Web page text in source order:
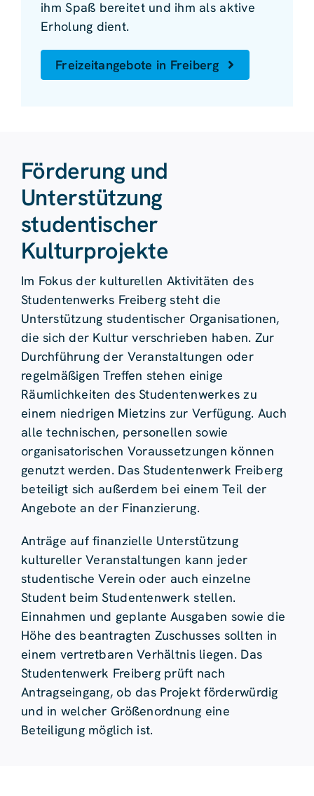
ihm Spaß bereitet und ihm als aktive
Erholung dient.
Freizeitangebote in Freiberg
Förderung und
Unterstützung
studentischer
Kulturprojekte
Im Fokus der kulturellen Aktivitäten des
Studentenwerks Freiberg steht die
Unterstützung studentischer Organisationen,
die sich der Kultur verschrieben haben. Zur
Durchführung der Veranstaltungen oder
regelmäßigen Treffen stehen einige
Räumlichkeiten des Studentenwerkes zu
einem niedrigen Mietzins zur Verfügung. Auch
alle technischen, personellen sowie
organisatorischen Voraussetzungen können
genutzt werden. Das Studentenwerk Freiberg
beteiligt sich außerdem bei einem Teil der
Angebote an der Finanzierung.
Anträge auf finanzielle Unterstützung
kultureller Veranstaltungen kann jeder
studentische Verein oder auch einzelne
Student beim Studentenwerk stellen.
Einnahmen und geplante Ausgaben sowie die
Höhe des beantragten Zuschusses sollten in
einem vertretbaren Verhältnis liegen. Das
Studentenwerk Freiberg prüft nach
Antragseingang, ob das Projekt förderwürdig
und in welcher Größenordnung eine
Beteiligung möglich ist.